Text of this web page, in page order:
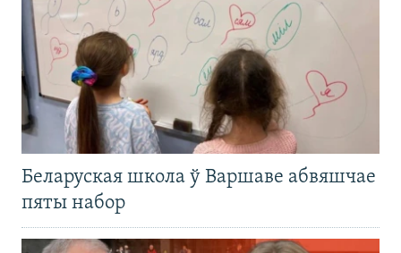
Беларуская школа ў Варшаве абвяшчае
пяты набор